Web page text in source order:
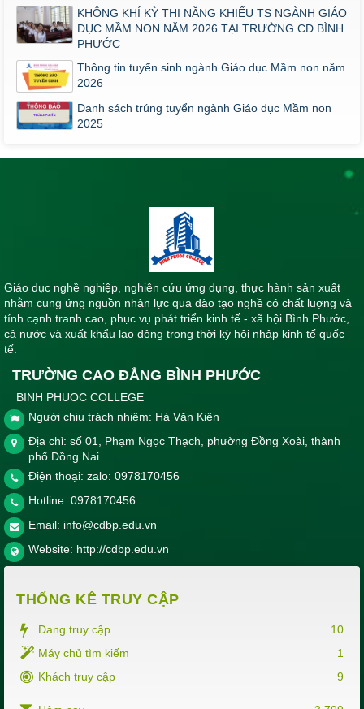
KHÔNG KHÍ KỲ THI NĂNG KHIẾU TS NGÀNH GIÁO
DỤC MẦM NON NĂM 2026 TẠI TRƯỜNG CĐ BÌNH
PHƯỚC
Thông tin tuyển sinh ngành Giáo dục Mầm non năm
2026
Danh sách trúng tuyển ngành Giáo dục Mầm non
2025
Giáo dục nghề nghiệp, nghiên cứu ứng dụng, thực hành sản xuất
nhằm cung ứng nguồn nhân lực qua đào tạo nghề có chất luợng và
tính cạnh tranh cao, phục vụ phát triển kinh tế - xã hội Bình Phước,
cả nước và xuất khẩu lao động trong thời kỳ hội nhập kinh tế quốc
tế.
TRƯỜNG CAO ĐẲNG BÌNH PHƯỚC
BINH PHUOC COLLEGE
Người chịu trách nhiệm: Hà Văn Kiên
Địa chỉ: số 01, Phạm Ngọc Thạch, phường Đồng Xoài, thành
phố Đồng Nai
Điện thoại: zalo: 0978170456
Hotline: 0978170456
Email: info@cdbp.edu.vn
Website: http://cdbp.edu.vn
THỐNG KÊ TRUY CẬP
Đang truy cập
10
Máy chủ tìm kiếm
1
Khách truy cập
9